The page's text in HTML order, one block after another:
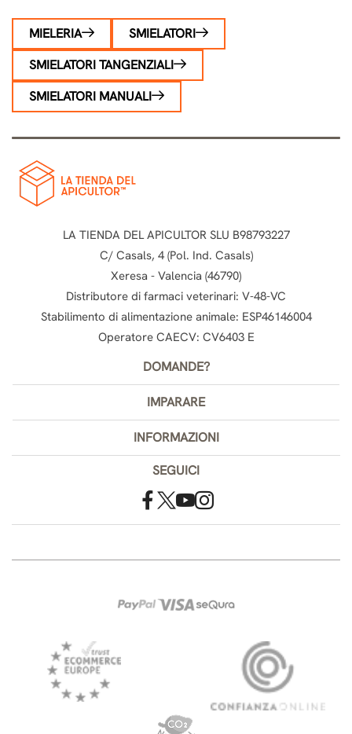
MIELERIA
SMIELATORI
SMIELATORI TANGENZIALI
SMIELATORI MANUALI
LA TIENDA DEL APICULTOR SLU B98793227
C/ Casals, 4 (Pol. Ind. Casals)
Xeresa - Valencia (46790)
Distributore di farmaci veterinari: V-48-VC
Stabilimento di alimentazione animale: ESP46146004
Operatore CAECV: CV6403 E
DOMANDE?
IMPARARE
INFORMAZIONI
SEGUICI